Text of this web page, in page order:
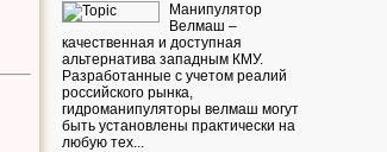
Манипулятор
Велмаш –
качественная и доступная
альтернатива западным КМУ.
Разработанные с учетом реалий
российского рынка,
гидроманипуляторы велмаш могут
быть установлены практически на
любую тех...